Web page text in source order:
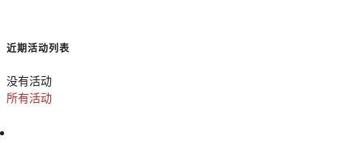
近期活动列表
没有活动
所有活动